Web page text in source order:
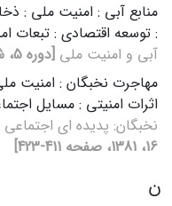
منابع آبی : امنیت ملی :
: توسعه اقتصادی : تبعات
آبی‌ و امنیت‌ ملی‌ [دوره 5، شماره 16، 1381، صفحه 489-502]
مهاجرت نخبگان : امنیت
اثرات امنیتی : مسایل
نخبگان‌: پدیده‌ ای‌
16، 1381، صفحه 411-423]
ن